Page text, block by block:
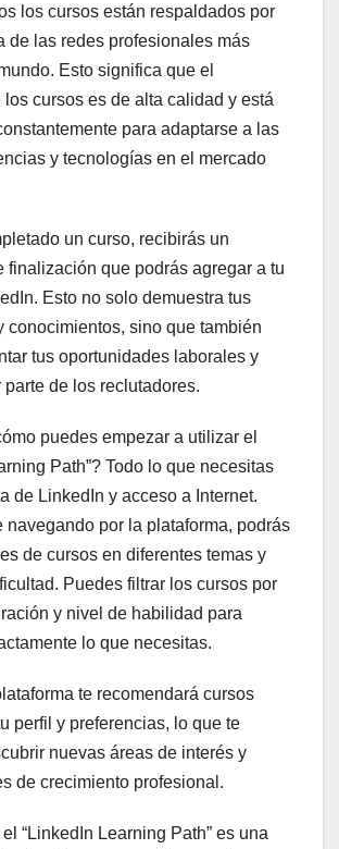
los cursos están respaldados por
de las redes profesionales más
Esto significa que el
cursos es de alta calidad y está
para adaptarse a las
y tecnologías en el mercado
un curso, recibirás un
finalización que podrás agregar a tu
Esto no solo demuestra tus
conocimientos, sino que también
tus oportunidades laborales y
de los reclutadores.
puedes empezar a utilizar el
Path”? Todo lo que necesitas
de LinkedIn y acceso a Internet.
navegando por la plataforma, podrás
de cursos en diferentes temas y
Puedes filtrar los cursos por
y nivel de habilidad para
lo que necesitas.
te recomendará cursos
perfil y preferencias, lo que te
nuevas áreas de interés y
de crecimiento profesional.
“LinkedIn Learning Path” es una